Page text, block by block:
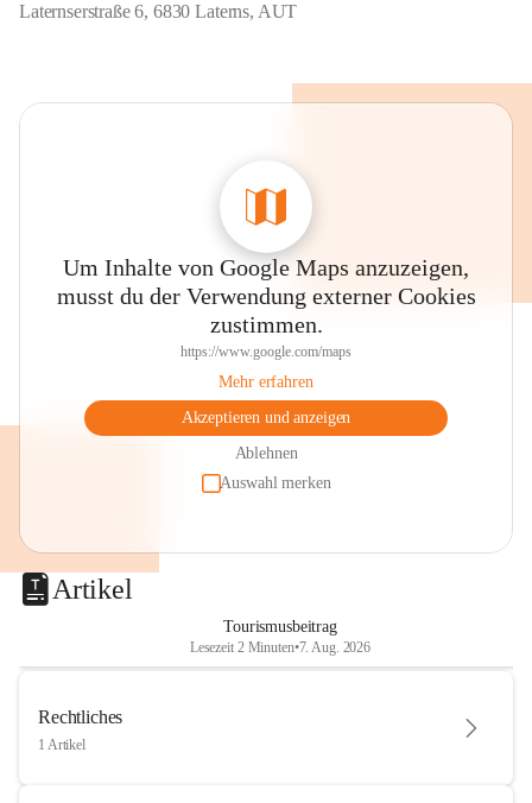
Laternserstraße 6, 6830 Laterns, AUT
Um Inhalte von Google Maps anzuzeigen,
musst du der Verwendung externer Cookies
zustimmen.
https://www.google.com/maps
Mehr erfahren
Akzeptieren und anzeigen
Ablehnen
Auswahl merken
Artikel
Tourismusbeitrag
Lesezeit 2 Minuten•7. Aug. 2026
Rechtliches
1 Artikel